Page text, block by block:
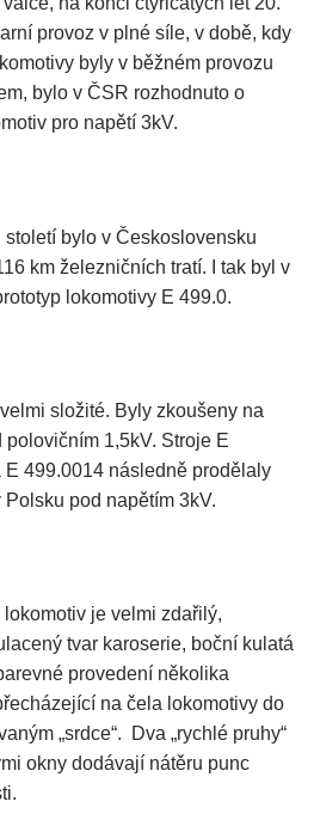
provoz v plné síle, v době, kdy
byly v běžném provozu
bylo v ČSR rozhodnuto o
pro napětí 3kV.
bylo v Československu
km železničních tratí. I tak byl v
lokomotivy E 499.0.
složité. Byly zkoušeny na
1,5kV. Stroje E
499.0014 následně prodělaly
pod napětím 3kV.
je velmi zdařilý,
tvar karoserie, boční kulatá
provedení několika
na čela lokomotivy do
„srdce“. Dva „rychlé pruhy“
okny dodávají nátěru punc